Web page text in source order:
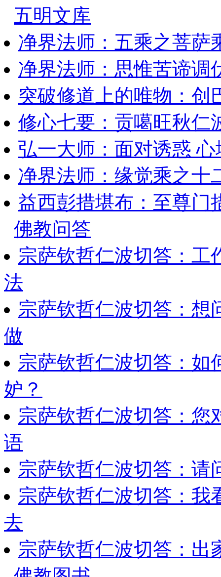
五明文库
净界法师：五乘之菩萨
净界法师：思惟苦谛调
突破修道上的唯物：创
修心七要：贡噶旺秋仁
弘一大师：面对诱惑
净界法师：缘觉乘之
益西彭措堪布：至尊门
佛教问答
宗萨钦哲仁波切答：工
法
宗萨钦哲仁波切答：想
做
宗萨钦哲仁波切答：如
妒？
宗萨钦哲仁波切答：您
语
宗萨钦哲仁波切答：请
宗萨钦哲仁波切答：我
去
宗萨钦哲仁波切答：出